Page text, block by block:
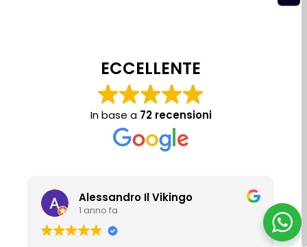
ECCELLENTE
In base a 72 recensioni
Alessandro Il Vikingo
1 anno fa